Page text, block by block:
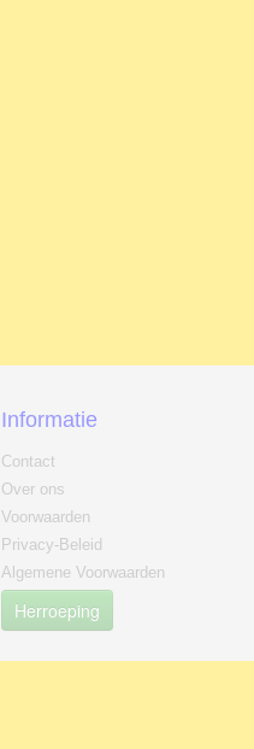
Informatie
Contact
Over ons
Voorwaarden
Privacy-Beleid
Algemene Voorwaarden
Herroeping